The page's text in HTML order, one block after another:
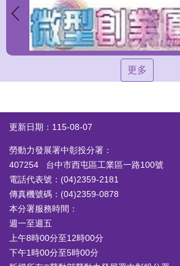
更多
更新日期：115-08-07
勞動力發展署中彰投分署：
407254 台中市西屯區工業區一路100號
電話代表號：(04)2359-2181
傳真機號碼：(04)2359-0878
本分署服務時間：
週一至週五
上午8時00分至12時00分
下午1時00分至5時00分